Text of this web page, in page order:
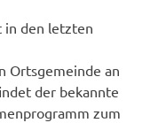
in den letzten
Ortsgemeinde an
der bekannte
zum